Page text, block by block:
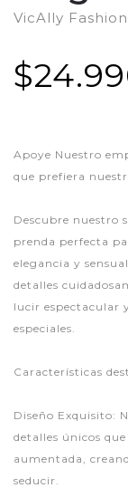
VicAlly Fashion
Apoye Nuestro
que prefiera
Descubre nuestro
prenda perfecta
elegancia y
detalles
lucir espectacular
especiales.
Características
Diseño Exquisito:
detalles únicos
aumentada,
seducir.